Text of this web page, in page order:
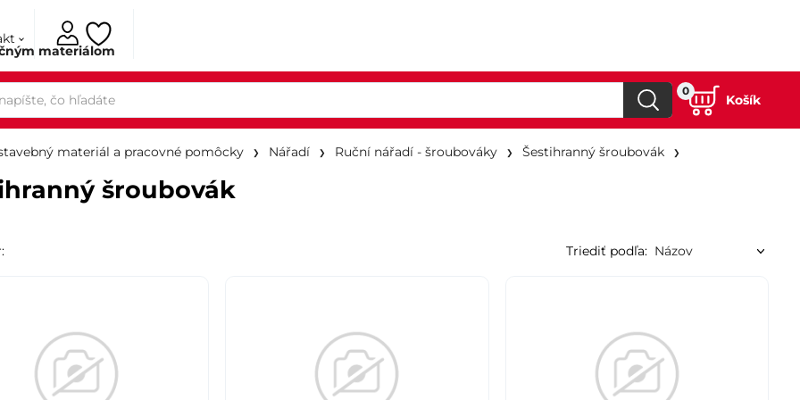
materiálom
Košík
0
materiál a pracovné pomôcky Nářadí Ruční nářadí - šroubováky Šestihranný šroubovák
šroubovák
Triediť podľa: